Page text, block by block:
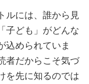
ルには、誰から見
子ども」がどんな
込められていま
者だからこそ気づ
を先に知るのでは